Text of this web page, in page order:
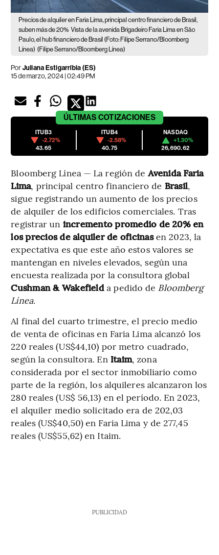
Precios de alquiler en Faria Lima, principal centro financiero de Brasil,
suben más de 20% Vista de la avenida Brigadeiro Faria Lima en São
Paulo, el hub financiero de Brasil (Foto: Filipe Serrano/Bloomberg
Línea) (Filipe Serrano/Bloomberg Línea)
PorJuliana Estigarríbia (ES)
15 de marzo, 2024 | 02:49 PM
ÚLTIMAS COTIZACIONES
ITUB3
-2.72%
43.65
ITUB4
-2.58%
40.75
NASDAQ
+1.30%
26,690.62
Bloomberg Línea — La región deAvenida Faria
Lima, principal centro financiero de Brasil,
sigue registrando un aumento de los precios
de alquiler de los edificios comerciales. Tras
registrar un incremento promedio de 20% en
los precios de alquiler de oficinasen 2023, la
expectativa es que este año estos valores se
mantengan en niveles elevados, según una
encuesta realizada por la consultora global
Cushman & Wakefielda pedido de Bloomberg
Línea.
Al final del cuarto trimestre, el precio medio
de venta de oficinas en Faria Lima alcanzó los
220 reales (US$44,10) por metro cuadrado,
según la consultora. En Itaim, zona
considerada por el sector inmobiliario como
parte de la región, los alquileres alcanzaron los
280 reales (US$ 56,13) en el período. En 2023,
el alquiler medio solicitado era de 202,03
reales (US$40,50) en Faria Lima y de 277,45
reales (US$55,62) en Itaim.
PUBLICIDAD